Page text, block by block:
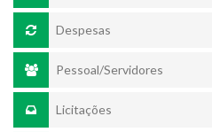
Despesas
Pessoal/Servidores
Licitações